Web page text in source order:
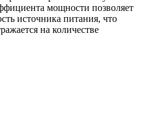
мощности позволяет
источника питания, что
на количестве